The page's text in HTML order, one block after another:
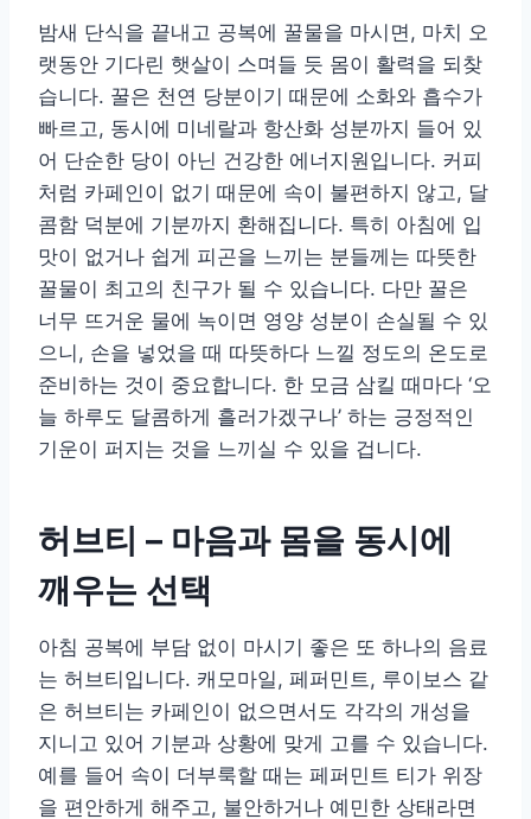
밤새 단식을 끝내고 공복에 꿀물을 마시면, 마치 오
랫동안 기다린 햇살이 스며들 듯 몸이 활력을 되찾
습니다. 꿀은 천연 당분이기 때문에 소화와 흡수가
빠르고, 동시에 미네랄과 항산화 성분까지 들어 있
어 단순한 당이 아닌 건강한 에너지원입니다. 커피
처럼 카페인이 없기 때문에 속이 불편하지 않고, 달
콤함 덕분에 기분까지 환해집니다. 특히 아침에 입
맛이 없거나 쉽게 피곤을 느끼는 분들께는 따뜻한
꿀물이 최고의 친구가 될 수 있습니다. 다만 꿀은
너무 뜨거운 물에 녹이면 영양 성분이 손실될 수 있
으니, 손을 넣었을 때 따뜻하다 느낄 정도의 온도로
준비하는 것이 중요합니다. 한 모금 삼킬 때마다 ‘오
늘 하루도 달콤하게 흘러가겠구나’ 하는 긍정적인
기운이 퍼지는 것을 느끼실 수 있을 겁니다.
허브티 – 마음과 몸을 동시에
깨우는 선택
아침 공복에 부담 없이 마시기 좋은 또 하나의 음료
는 허브티입니다. 캐모마일, 페퍼민트, 루이보스 같
은 허브티는 카페인이 없으면서도 각각의 개성을
지니고 있어 기분과 상황에 맞게 고를 수 있습니다.
예를 들어 속이 더부룩할 때는 페퍼민트 티가 위장
을 편안하게 해주고, 불안하거나 예민한 상태라면